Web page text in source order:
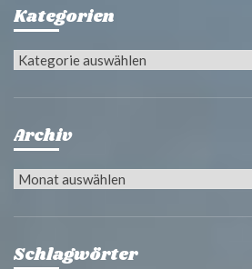
Kategorien
Kategorien
Archiv
Archiv
Schlagwörter